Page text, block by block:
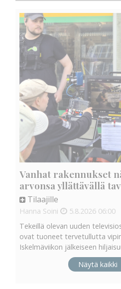
Vanhat rakennukset
arvonsa yllättävällä
Tilaajille
Hanna Soini 5.8.2026 06:00
Tekeillä olevan uuden
ovat tuoneet tervetullutta
Iskelmäviikon jälkeiseen
Näytä kaikki